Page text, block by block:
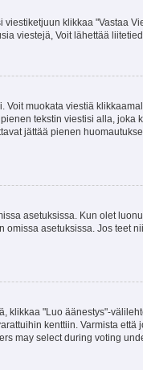
klikkaa "Vastaa
viestejä, Voit lähettää
muokata viestiä
tekstin viestisi alla,
jättää pienen
asetuksissa. Kun olet
asetuksissa. Jos teet
klikkaa "Luo äänestys"-
kenttiin. Varmista
may select during voting